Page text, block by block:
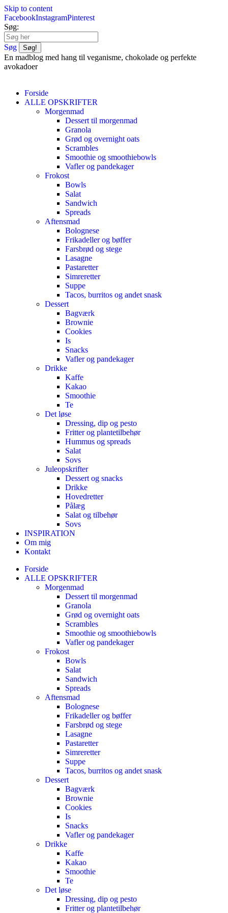
Skip to content
FacebookInstagramPinterest
Søg:
Søg
En madblog med hang til veganisme, chokolade og perfekte
avokadoer
Forside
ALLE OPSKRIFTER
Morgenmad
Dessert til morgenmad
Granola
Grød og overnight oats
Scrambles
Smoothie og smoothiebowls
Vafler og pandekager
Frokost
Bowls
Salat
Sandwich
Spreads
Aftensmad
Bolognese
Frikadeller og bøffer
Farsbrød og stege
Lasagne
Pastaretter
Simreretter
Suppe
Tacos, burritos og andet snask
Dessert
Bagværk
Brownie
Cookies
Is
Snacks
Vafler og pandekager
Drikke
Kaffe
Kakao
Smoothie
Te
Det løse
Dressing, dip og pesto
Fritter og plantetilbehør
Hummus og spreads
Salat
Sovs
Juleopskrifter
Dessert og snacks
Drikke
Hovedretter
Pålæg
Salat og tilbehør
Sovs
INSPIRATION
Om mig
Kontakt
Forside
ALLE OPSKRIFTER
Morgenmad
Dessert til morgenmad
Granola
Grød og overnight oats
Scrambles
Smoothie og smoothiebowls
Vafler og pandekager
Frokost
Bowls
Salat
Sandwich
Spreads
Aftensmad
Bolognese
Frikadeller og bøffer
Farsbrød og stege
Lasagne
Pastaretter
Simreretter
Suppe
Tacos, burritos og andet snask
Dessert
Bagværk
Brownie
Cookies
Is
Snacks
Vafler og pandekager
Drikke
Kaffe
Kakao
Smoothie
Te
Det løse
Dressing, dip og pesto
Fritter og plantetilbehør